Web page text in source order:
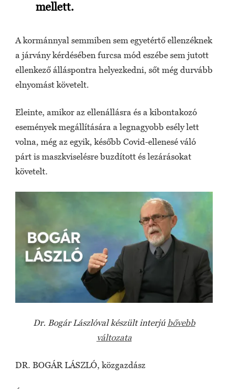
mellett.
A kormánnyal semmiben sem egyetértő ellenzéknek
a járvány kérdésében furcsa mód eszébe sem jutott
ellenkező álláspontra helyezkedni, sőt még durvább
elnyomást követelt.
Eleinte, amikor az ellenállásra és a kibontakozó
események megállítására a legnagyobb esély lett
volna, még az egyik, később Covid-ellenesé váló
párt is maszkviselésre buzdított és lezárásokat
követelt.
Dr. Bogár Lászlóval készült interjú bővebb
változata
DR. BOGÁR LÁSZLÓ, közgazdász